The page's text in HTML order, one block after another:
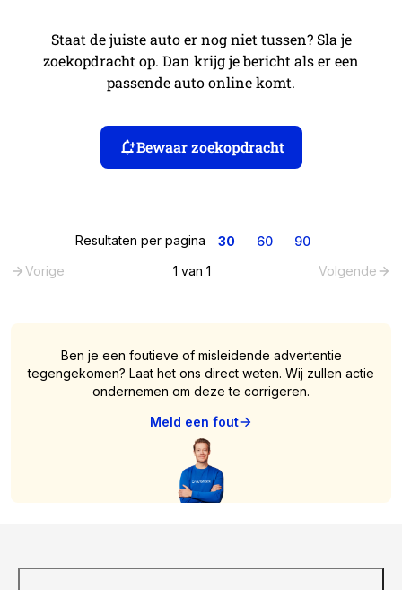
Staat de juiste auto er nog niet tussen? Sla je
zoekopdracht op. Dan krijg je bericht als er een
passende auto online komt.
Bewaar zoekopdracht
Resultaten per pagina 30 60
90
Vorige
1 van 1 Volgende
Ben je een foutieve of misleidende advertentie
tegengekomen? Laat het ons direct weten. Wij zullen actie
ondernemen om deze te corrigeren.
Meld een fout